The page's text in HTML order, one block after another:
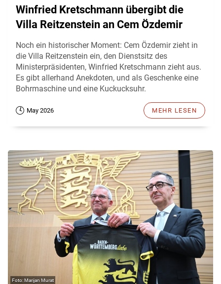
Winfried Kretschmann übergibt die
Villa Reitzenstein an Cem Özdemir
Noch ein historischer Moment: Cem Özdemir zieht in
die Villa Reitzenstein ein, den Dienstsitz des
Ministerpräsidenten, Winfried Kretschmann zieht aus.
Es gibt allerhand Anekdoten, und als Geschenke eine
Bohrmaschine und eine Kuckucksuhr.
May 2026 MEHR LESEN
Marijan Murat